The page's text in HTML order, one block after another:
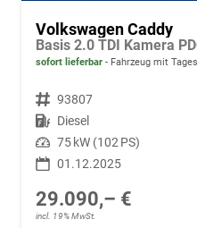
Volkswagen Caddy
Basis 2.0 TDI Kamera
sofort lieferbar Fahrzeug mit
Fahrzeugnr. 93807
Kraftstoff Diesel
Leistung 75 kW (102 PS)
01.12.2025
29.090,– €
incl. 19% MwSt.